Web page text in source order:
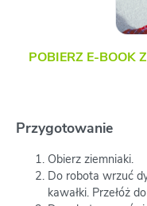
POBIERZ E-BOOK
Przygotowanie
Obierz ziemniaki.
Do robota wrzuć
kawałki. Przełóż